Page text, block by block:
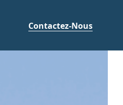
Contactez-Nous